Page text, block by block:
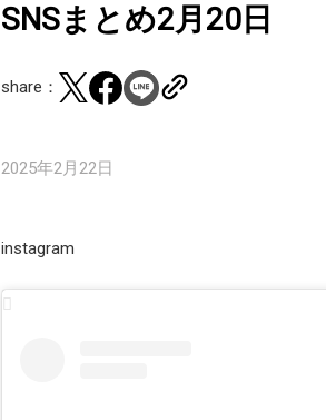
SNSまとめ2月20日
share：
2025年2月22日
instagram